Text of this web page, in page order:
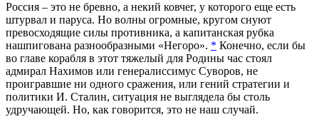
Россия – это не бревно, а некий ковчег, у которого еще есть
штурвал и паруса. Но волны огромные, кругом снуют
превосходящие силы противника, а капитанская рубка
нашпигована разнообразными «Негоро». * Конечно, если бы
во главе корабля в этот тяжелый для Родины час стоял
адмирал Нахимов или генералиссимус Суворов, не
проигравшие ни одного сражения, или гений стратегии и
политики И. Сталин, ситуация не выглядела бы столь
удручающей. Но, как говорится, это не наш случай.